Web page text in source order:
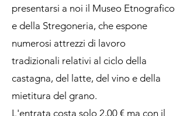
presentarsi a noi il Museo Etnografico
e della Stregoneria, che espone
numerosi attrezzi di lavoro
tradizionali relativi al ciclo della
castagna, del latte, del vino e della
mietitura del grano.
L'entrata costa solo 2,00 € ma con il